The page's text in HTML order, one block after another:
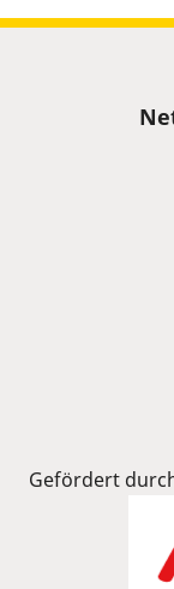
Gefördert